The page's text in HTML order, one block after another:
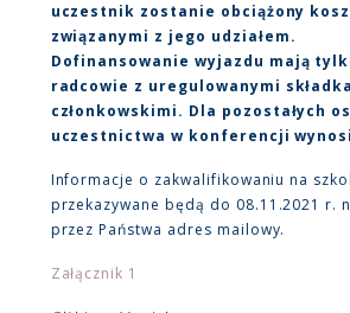
uczestnik zostanie obciążony
związanymi z jego udziałem.
Dofinansowanie wyjazdu mają
radcowie z uregulowanymi
członkowskimi. Dla pozostałych
uczestnictwa w konferencji
Informacje o zakwalifikowaniu na
przekazywane będą do 08.11.2021 r.
przez Państwa adres mailowy.
Załącznik 1